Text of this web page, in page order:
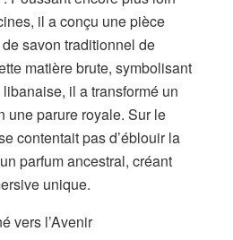
il a conçu une pièce
savon traditionnel de
matière brute, symbolisant
il a transformé un
une parure royale. Sur le
contentait pas d’éblouir la
parfum ancestral, créant
unique.
vers l’Avenir